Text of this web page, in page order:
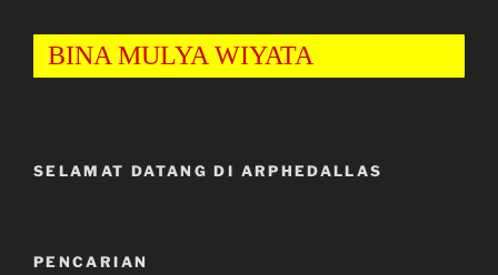
MULYA WIYATA
SELAMAT DATANG DI ARPHEDALLAS
PENCARIAN